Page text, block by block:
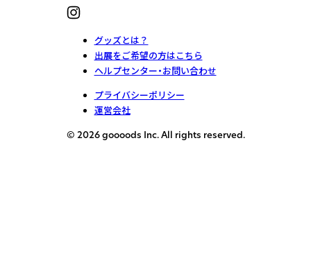
グッズとは？
出展をご希望の方はこちら
ヘルプセンター・お問い合わせ
プライバシーポリシー
運営会社
© 2026 goooods Inc. All rights reserved.